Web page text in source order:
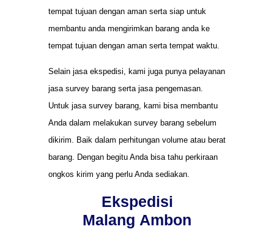
tempat tujuan dengan aman serta siap untuk
membantu anda mengirimkan barang anda ke
tempat tujuan dengan aman serta tempat waktu.
Selain jasa ekspedisi, kami juga punya pelayanan
jasa survey barang serta jasa pengemasan.
Untuk jasa survey barang, kami bisa membantu
Anda dalam melakukan survey barang sebelum
dikirim. Baik dalam perhitungan volume atau berat
barang. Dengan begitu Anda bisa tahu perkiraan
ongkos kirim yang perlu Anda sediakan.
Ekspedisi
Malang Ambon